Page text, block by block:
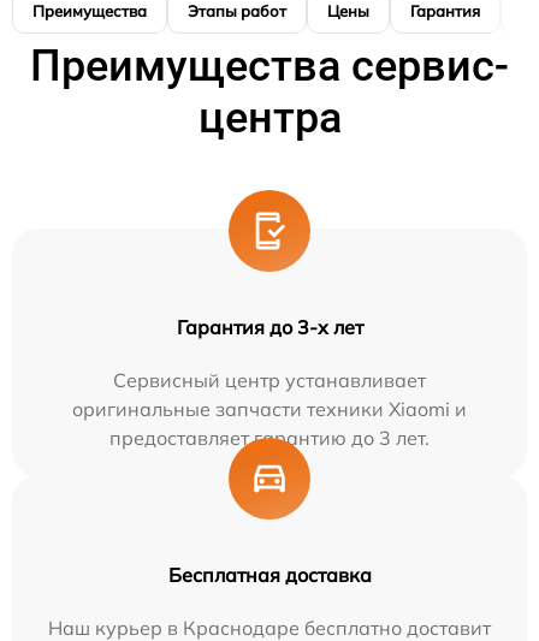
Преимущества Этапы работ Цены Гарантия
Преимущества сервис-
центра
Гарантия до 3-х лет
Сервисный центр устанавливает
оригинальные запчасти техники Xiaomi и
предоставляет гарантию до 3 лет.
Бесплатная доставка
Наш курьер в Краснодаре бесплатно доставит